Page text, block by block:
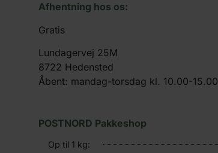
Afhentning hos os:
Gratis
Lundagervej 25M
8722 Hedensted
Åbent: mandag-torsdag kl. 10.00-15.00
POSTNORD Pakkeshop
Op til 1 kg: